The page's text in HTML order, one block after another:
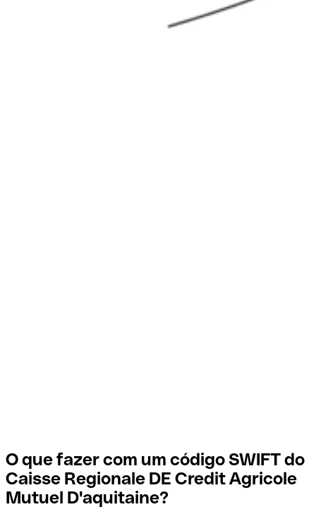
O que fazer com um código SWIFT do
Caisse Regionale DE Credit Agricole
Mutuel D'aquitaine?